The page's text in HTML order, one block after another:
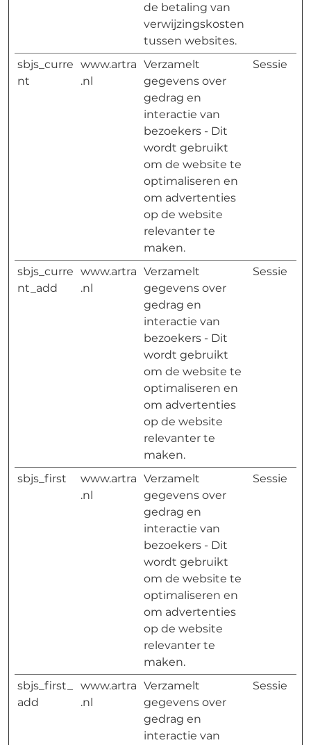
de betaling van
verwijzingskosten
tussen websites.
sbjs_curre
nt
www.artra
.nl
Verzamelt
gegevens over
gedrag en
interactie van
bezoekers - Dit
wordt gebruikt
om de website te
optimaliseren en
om advertenties
op de website
relevanter te
maken.
Sessie
sbjs_curre
nt_add
www.artra
.nl
Verzamelt
gegevens over
gedrag en
interactie van
bezoekers - Dit
wordt gebruikt
om de website te
optimaliseren en
om advertenties
op de website
relevanter te
maken.
Sessie
sbjs_first
www.artra
.nl
Verzamelt
gegevens over
gedrag en
interactie van
bezoekers - Dit
wordt gebruikt
om de website te
optimaliseren en
om advertenties
op de website
relevanter te
maken.
Sessie
sbjs_first_
add
www.artra
.nl
Verzamelt
gegevens over
gedrag en
interactie van
Sessie